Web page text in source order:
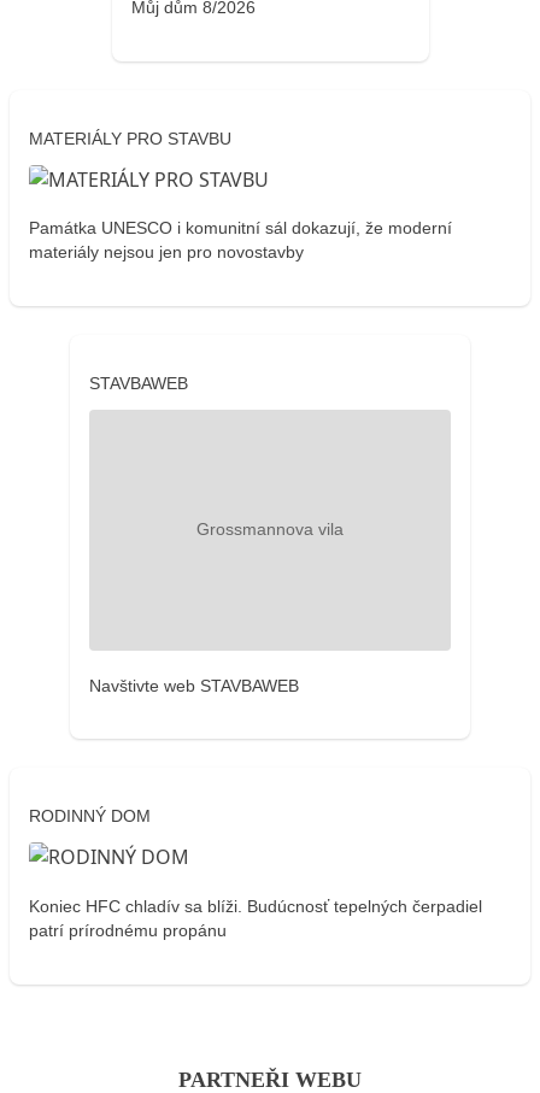
Můj dům 8/2026
MATERIÁLY PRO STAVBU
Památka UNESCO i komunitní sál dokazují, že moderní
materiály nejsou jen pro novostavby
STAVBAWEB
Navštivte web STAVBAWEB
RODINNÝ DOM
Koniec HFC chladív sa blíži. Budúcnosť tepelných čerpadiel
patrí prírodnému propánu
PARTNEŘI WEBU